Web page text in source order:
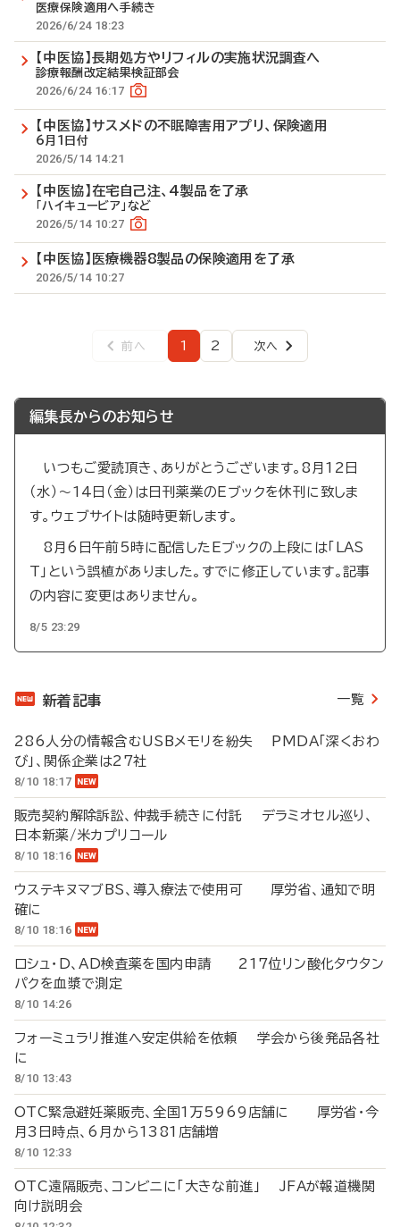
医療保険適用へ手続き
2026/6/24 18:23
【中医協】長期処方やリフィルの実施状況調査へ
診療報酬改定結果検証部会
2026/6/24 16:17
【中医協】サスメドの不眠障害用アプリ、保険適用
6月1日付
2026/5/14 14:21
【中医協】在宅自己注、4製品を了承
「ハイキュービア」など
2026/5/14 10:27
【中医協】医療機器8製品の保険適用を了承
2026/5/14 10:27
ー
り
前
前へ
ペ
ー
1
ペ
ー
2
次
ペ
次へ
編集長からのお知らせ
いつもご愛読頂き、ありがとうございます。8月12日
（水）～14日（金）は日刊薬業のEブックを休刊に致しま
す。ウェブサイトは随時更新します。
8月6日午前5時に配信したEブックの上段には「LAS
T」という誤植がありました。すでに修正しています。記事
の内容に変更はありません。
8/5 23:29
新着記事 一覧
286人分の情報含むUSBメモリを紛失 PMDA「深くおわ
び」、関係企業は27社
8/10 18:17
販売契約解除訴訟、仲裁手続きに付託 デラミオセル巡り、
日本新薬/米カプリコール
8/10 18:16
ウステキヌマブBS、導入療法で使用可 厚労省、通知で明
確に
8/10 18:16
ロシュ・D、AD検査薬を国内申請 217位リン酸化タウタン
パクを血漿で測定
8/10 14:26
フォーミュラリ推進へ安定供給を依頼 学会から後発品各社
に
8/10 13:43
OTC緊急避妊薬販売、全国1万5969店舗に 厚労省・今
月3日時点、6月から1381店舗増
8/10 12:33
OTC遠隔販売、コンビニに「大きな前進」 JFAが報道機関
向け説明会